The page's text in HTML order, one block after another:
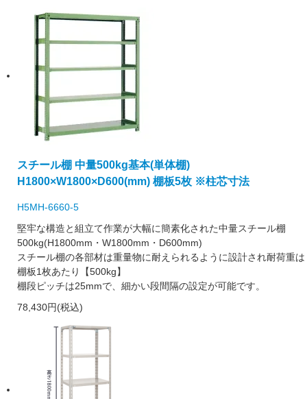
スチール棚 中量500kg基本(単体棚)
H1800×W1800×D600(mm) 棚板5枚 ※柱芯寸法
H5MH-6660-5
堅牢な構造と組立て作業が大幅に簡素化された中量スチール棚
500kg(H1800mm・W1800mm・D600mm)
スチール棚の各部材は重量物に耐えられるように設計され耐荷重は
棚板1枚あたり【500kg】
棚段ピッチは25mmで、細かい段間隔の設定が可能です。
78,430円(税込)